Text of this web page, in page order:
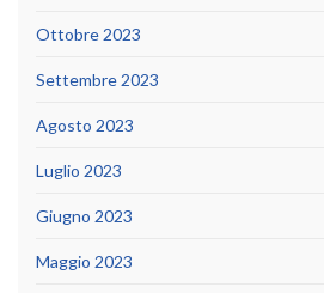
Ottobre 2023
Settembre 2023
Agosto 2023
Luglio 2023
Giugno 2023
Maggio 2023